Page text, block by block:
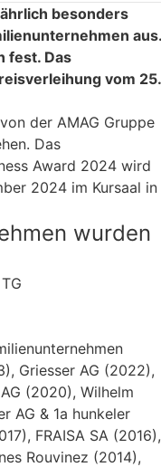
besonders
aus.
fest. Das
vom 25.
der AMAG Gruppe
Das
Award 2024 wird
2024 im Kursaal in
wurden
Griesser AG (2022),
(2020), Wilhelm
AG & 1a hunkeler
FRAISA SA (2016),
Rouvinez (2014),